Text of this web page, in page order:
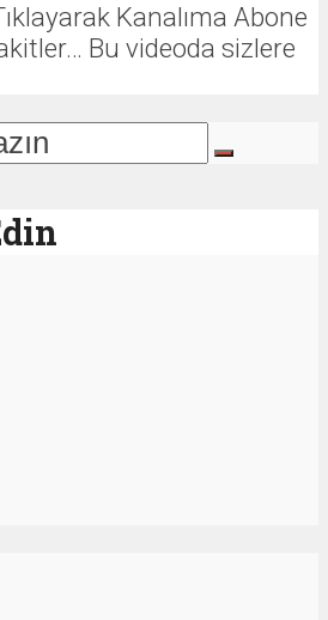
Kanalıma Abone
Bu videoda sizlere